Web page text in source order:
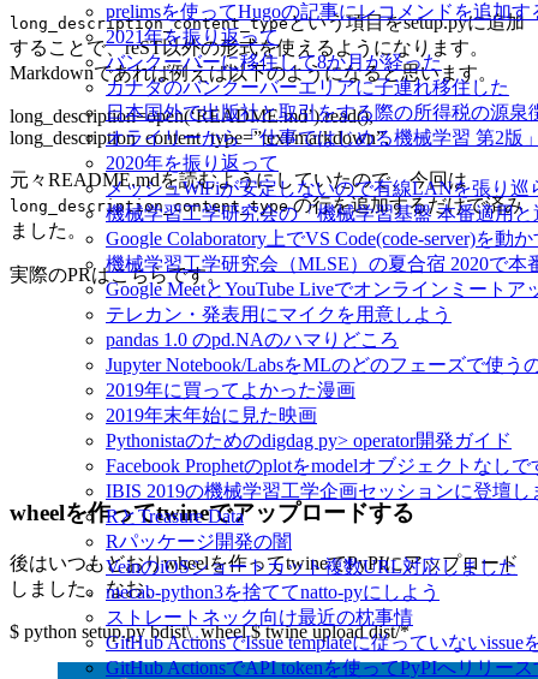
prelimsを使ってHugoの記事にレコメンドを追加す
2021年を振り返って
バンクーバーに移住して8か月が経った
カナダのバンクーバーエリアに子連れ移住した
日本国外で出版社と取引をする際の所得税の源泉
オライリーから「仕事ではじめる機械学習 第2版
2020年を振り返って
メッシュWiFiが安定しないので有線LANを張り巡
機械学習工学研究会の「機械学習基盤 本番適用
Google Colaboratory上でVS Code(code-server)を動か
機械学習工学研究会（MLSE）の夏合宿 2020で
Google MeetとYouTube Liveでオンラインミートア
テレカン・発表用にマイクを用意しよう
pandas 1.0 のpd.NAのハマりどころ
Jupyter Notebook/LabsをMLのどのフェーズで使う
2019年に買ってよかった漫画
2019年末年始に見た映画
Pythonistaのためのdigdag py> operator開発ガイド
Facebook Prophetのplotをmodelオブジェクトなしで
IBIS 2019の機械学習工学企画セッションに登壇し
RとTreasure Data
Rパッケージ開発の闇
VeinのiOSショートカット複数URL対応しました
mecab-python3を捨ててnatto-pyにしよう
ストレートネック向け最近の枕事情
GitHub ActionsでIssue templateに従っていないissue
GitHub ActionsでAPI tokenを使ってPyPIへリリー
long_description_content_typeという項目をsetup.pyに追加
することで、reST以外の形式を使えるようになります。
Markdownであれば例えば以下のようになると思います。
long_description=open(‘README.md’).read(),
long_description_content_type=”text/markdown”,
元々README.mdを読むようにしていたので、今回は
long_description_content_typeの行を追加するだけで済み
ました。
実際のPRはこちらです。
wheelを作ってtwineでアップロードする
後はいつもどおりwheelを作ってtwineでPyPIにアップロード
しました。なお、
$ python setup.py bdist\_wheel $ twine upload dist/*